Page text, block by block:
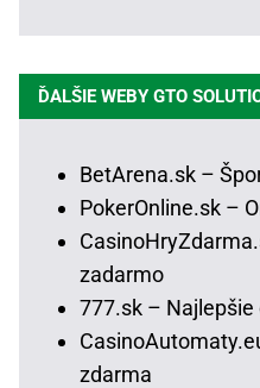
ĎALŠIE WEBY GTO
BetArena.sk –
PokerOnline.sk –
zadarmo
777.sk – Najlepšie
zdarma